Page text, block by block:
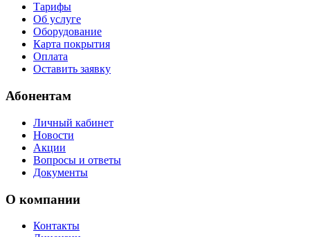
Тарифы
Об услуге
Оборудование
Карта покрытия
Оплата
Оставить заявку
Абонентам
Личный кабинет
Новости
Акции
Вопросы и ответы
Документы
О компании
Контакты